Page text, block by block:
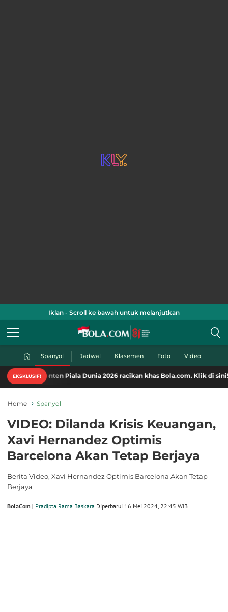
Iklan - Scroll ke bawah untuk melanjutkan
Spanyol Jadwal Klasemen Foto Video
EKSKLUSIF!
konten Piala Dunia 2026 racikan khas Bola.com. Klik di sini!
Home Spanyol
VIDEO: Dilanda Krisis Keuangan,
Xavi Hernandez Optimis
Barcelona Akan Tetap Berjaya
Berita Video, Xavi Hernandez Optimis Barcelona Akan Tetap
Berjaya
BolaCom | Pradipta Rama Baskara Diperbarui 16 Mei 2024, 22:45 WIB